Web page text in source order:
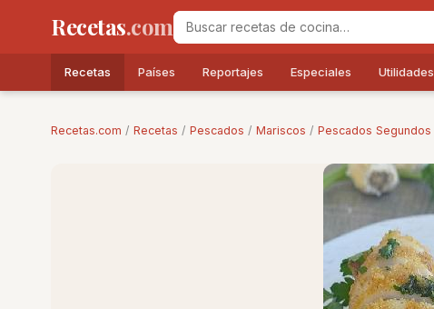
Recetas.com
Recetas Países Reportajes Especiales Utilidades
Recetas.com / Recetas / Pescados / Mariscos / Pescados Segundos